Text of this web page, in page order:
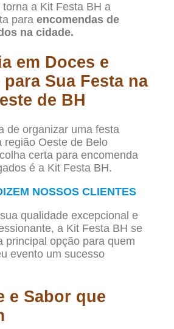
a Kit Festa BH a
para encomendas de
na cidade.
em Doces e
Sua Festa na
de BH
de organizar uma festa
região Oeste de Belo
certa para encomenda
é a Kit Festa BH.
NOSSOS CLIENTES
qualidade excepcional e
a Kit Festa BH se
principal opção para quem
evento um sucesso
e Sabor que